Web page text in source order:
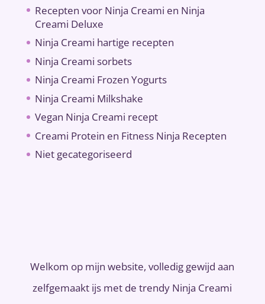
Recepten voor Ninja Creami en Ninja
Creami Deluxe
Ninja Creami hartige recepten
Ninja Creami sorbets
Ninja Creami Frozen Yogurts
Ninja Creami Milkshake
Vegan Ninja Creami recept
Creami Protein en Fitness Ninja Recepten
Niet gecategoriseerd
Welkom op mijn website, volledig gewijd aan
zelfgemaakt ijs met de trendy Ninja Creami